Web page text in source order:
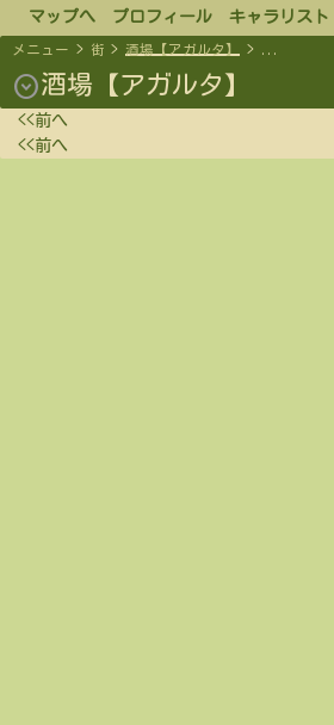
マップへ プロフィール キャラリスト
メニュー > 街 > 酒場【アガルタ】 >
expand_circle_down酒場【アガルタ】
<<前へ
<<前へ